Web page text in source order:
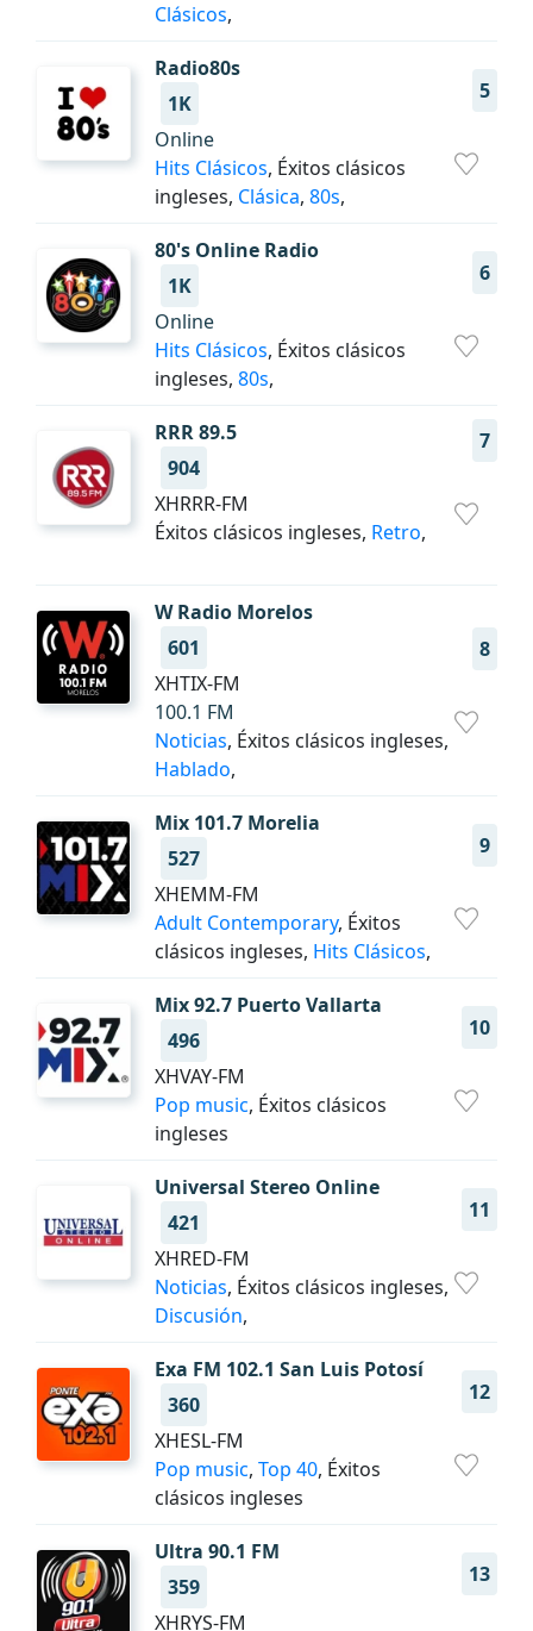
Clásicos,
Radio80s
5
1K
Online
Hits Clásicos, Éxitos clásicos
ingleses, Clásica, 80s,
80's Online Radio
6
1K
Online
Hits Clásicos, Éxitos clásicos
ingleses, 80s,
RRR 89.5
7
904
XHRRR-FM
Éxitos clásicos ingleses, Retro,
W Radio Morelos
8
601
XHTIX-FM
100.1 FM
Noticias, Éxitos clásicos ingleses,
Hablado,
Mix 101.7 Morelia
9
527
XHEMM-FM
Adult Contemporary, Éxitos
clásicos ingleses, Hits Clásicos,
Mix 92.7 Puerto Vallarta
10
496
XHVAY-FM
Pop music, Éxitos clásicos
ingleses
Universal Stereo Online
11
421
XHRED-FM
Noticias, Éxitos clásicos ingleses,
Discusión,
Exa FM 102.1 San Luis Potosí
12
360
XHESL-FM
Pop music, Top 40, Éxitos
clásicos ingleses
Ultra 90.1 FM
13
359
XHRYS-FM